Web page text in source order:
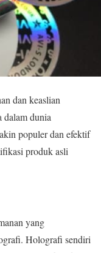
dan keaslian
dalam dunia
populer dan efektif
produk asli
yang
Holografi sendiri